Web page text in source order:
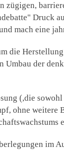
Druck
mach eine
die
der
(,die
ohne
im